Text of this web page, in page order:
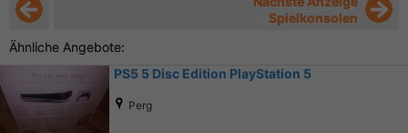
Spielkonsolen
Ähnliche Angebote:
PS5 5 Disc Edition PlayStation 5
Perg